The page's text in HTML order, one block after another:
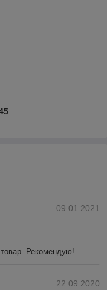
09.01.2021
Рекомендую!
22.09.2020